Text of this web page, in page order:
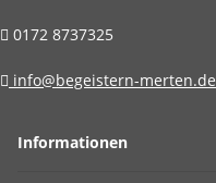
0172 8737325
info@begeistern-merten.de
Informationen